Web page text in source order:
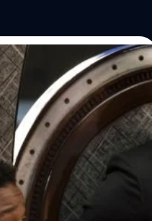
รขึ้นหากทีชัลล่ายังอยู่ใน
ผู้กำกับ 'Black Panther:
ราวดั้งเดิม หากแชดวิก โบสแมน
ago